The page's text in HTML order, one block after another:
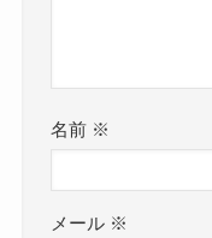
名前 ※
メール ※